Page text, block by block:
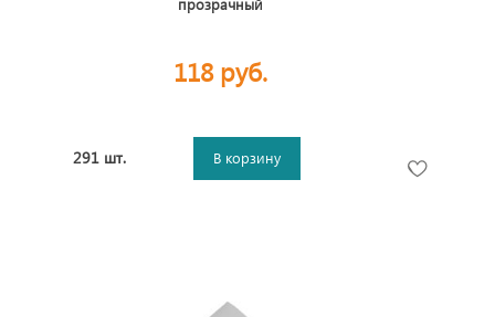
прозрачный
118 руб.
291 шт. В корзину